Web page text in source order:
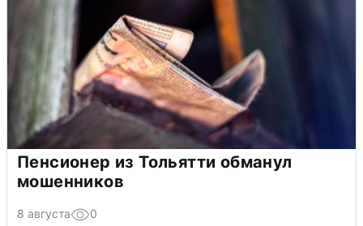
Пенсионер из Тольятти обманул
мошенников
8 августа 0